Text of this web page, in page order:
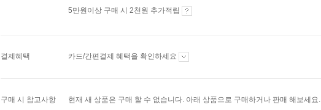
5만원이상 구매 시 2천원 추가적립
결제혜택 카드/간편결제 혜택을 확인하세요
구매 시 참고사항 현재 새 상품은 구매 할 수 없습니다. 아래 상품으로 구매하거나 판매 해보세요.